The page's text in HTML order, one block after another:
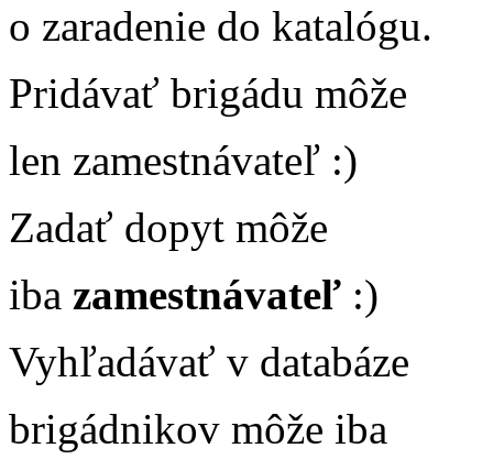
o zaradenie do katalógu.
Pridávať brigádu môže
len zamestnávateľ :)
Zadať dopyt môže
iba zamestnávateľ :)
Vyhľadávať v databáze
brigádnikov môže iba